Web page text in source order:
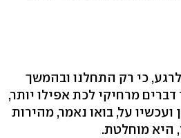
כי רק התחלנו ובהמשך
מרחיקי לכת אפילו יותר,
על, בואו נאמר, מהירות
היא מוחלטת.